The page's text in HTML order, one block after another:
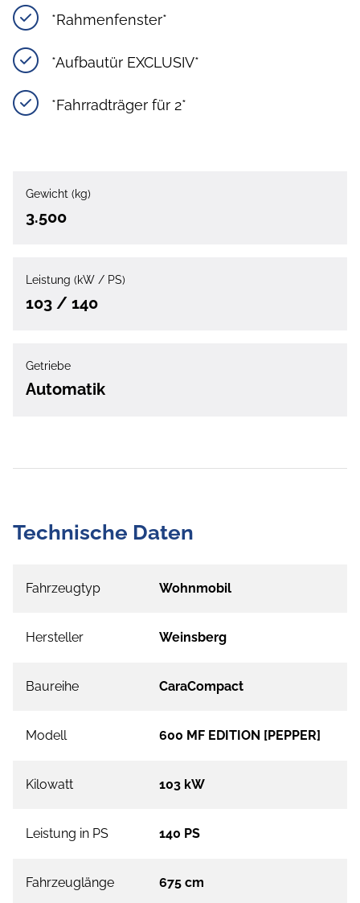
*Rahmenfenster*
*Aufbautür EXCLUSIV*
*Fahrradträger für 2*
Gewicht (kg)
3.500
Leistung (kW / PS)
103 / 140
Getriebe
Automatik
Technische Daten
Fahrzeugtyp Wohnmobil
Hersteller Weinsberg
Baureihe CaraCompact
Modell 600 MF EDITION [PEPPER]
Kilowatt 103 kW
Leistung in PS 140 PS
Fahrzeuglänge 675 cm